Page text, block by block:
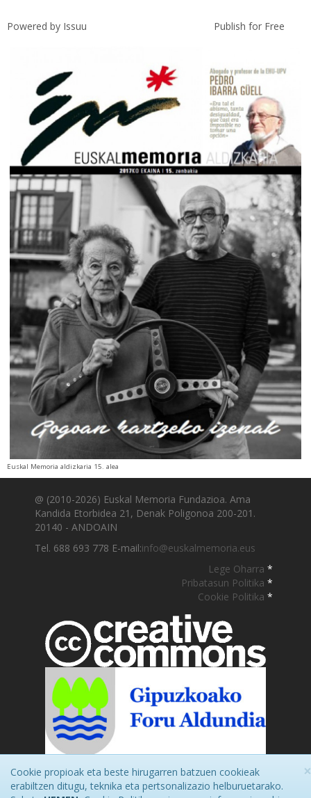
×
Cookie propioak eta beste hirugarren batzuen cookieak
erabiltzen ditugu, teknika eta pertsonalizazio helburuetarako.
Powered by Issuu Publish for Free
Euskal Memoria aldizkaria 15. alea
@ (2010-2026) Euskal Memoria Fundazioa. Ama
Kandida Etorbidea 21, Denak Poligonoa 200-201.
20140 - ANDOAIN
Tel. 688 693 778 E-mail:info@euskalmemoria.eus
Lege Oharra *
Pribatasun Politika *
Cookie Politika *